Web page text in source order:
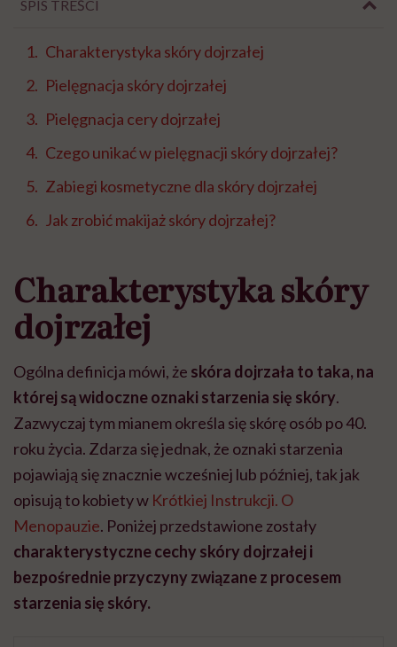
SPIS TREŚCI
Charakterystyka skóry dojrzałej
Pielęgnacja skóry dojrzałej
Pielęgnacja cery dojrzałej
Czego unikać w pielęgnacji skóry dojrzałej?
Zabiegi kosmetyczne dla skóry dojrzałej
Jak zrobić makijaż skóry dojrzałej?
Charakterystyka skóry
dojrzałej
Ogólna definicja mówi, że skóra dojrzała to taka, na
której są widoczne oznaki starzenia się skóry.
Zazwyczaj tym mianem określa się skórę osób po 40.
roku życia. Zdarza się jednak, że oznaki starzenia
pojawiają się znacznie wcześniej lub później, tak jak
opisują to kobiety w Krótkiej Instrukcji. O
Menopauzie. Poniżej przedstawione zostały
charakterystyczne cechy skóry dojrzałej i
bezpośrednie przyczyny związane z procesem
starzenia się skóry.